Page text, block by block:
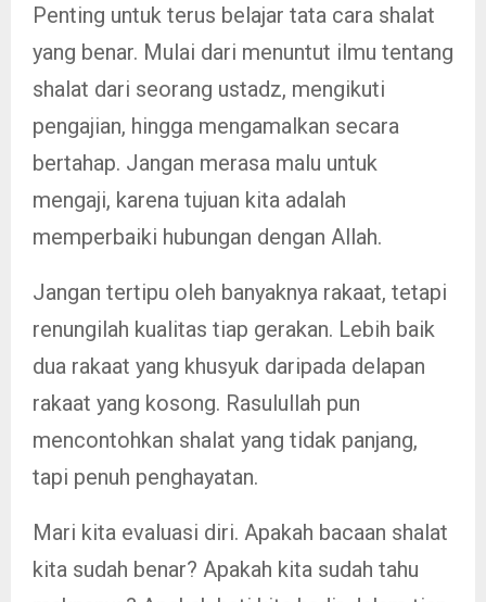
Penting untuk terus belajar tata cara shalat
yang benar. Mulai dari menuntut ilmu tentang
shalat dari seorang ustadz, mengikuti
pengajian, hingga mengamalkan secara
bertahap. Jangan merasa malu untuk
mengaji, karena tujuan kita adalah
memperbaiki hubungan dengan Allah.
Jangan tertipu oleh banyaknya rakaat, tetapi
renungilah kualitas tiap gerakan. Lebih baik
dua rakaat yang khusyuk daripada delapan
rakaat yang kosong. Rasulullah pun
mencontohkan shalat yang tidak panjang,
tapi penuh penghayatan.
Mari kita evaluasi diri. Apakah bacaan shalat
kita sudah benar? Apakah kita sudah tahu